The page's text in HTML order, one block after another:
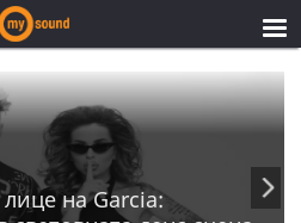
на Garcia: